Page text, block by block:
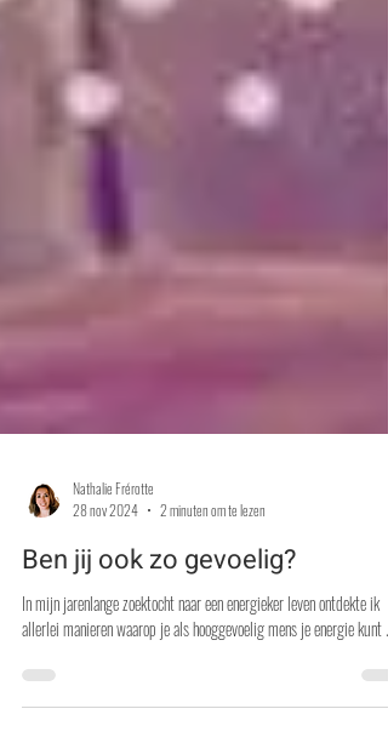
Nathalie Frérotte
28 nov 2024
2 minuten om te lezen
Ben jij ook zo gevoelig?
In mijn jarenlange zoektocht naar een energieker leven ontdekte ik